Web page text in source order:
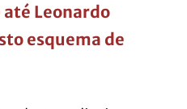
até Leonardo
esquema de